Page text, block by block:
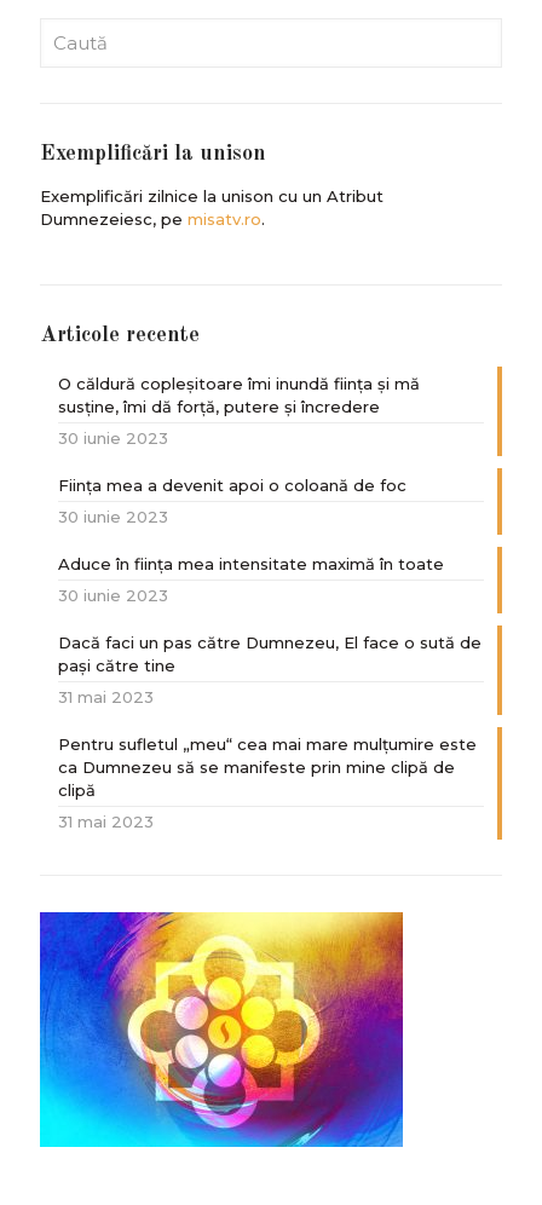
Exemplificări la unison
Exemplificări zilnice la unison cu un Atribut
Dumnezeiesc, pe misatv.ro.
Articole recente
O căldură copleșitoare îmi inundă ființa și mă
susține, îmi dă forță, putere și încredere
30 iunie 2023
Ființa mea a devenit apoi o coloană de foc
30 iunie 2023
Aduce în ființa mea intensitate maximă în toate
30 iunie 2023
Dacă faci un pas către Dumnezeu, El face o sută de
paşi către tine
31 mai 2023
Pentru sufletul „meu“ cea mai mare mulțumire este
ca Dumnezeu să se manifeste prin mine clipă de
clipă
31 mai 2023